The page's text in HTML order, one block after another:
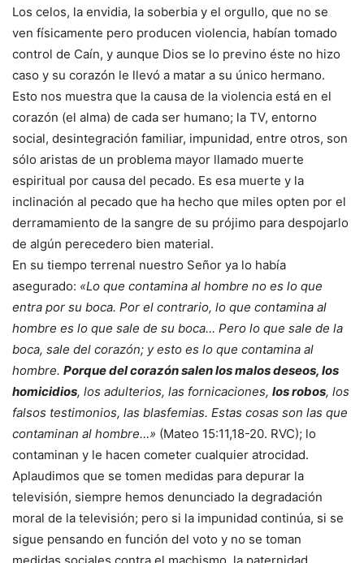
Los celos, la envidia, la soberbia y el orgullo, que no se
ven físicamente pero producen violencia, habían tomado
control de Caín, y aunque Dios se lo previno éste no hizo
caso y su corazón le llevó a matar a su único hermano.
Esto nos muestra que la causa de la violencia está en el
corazón (el alma) de cada ser humano; la TV, entorno
social, desintegración familiar, impunidad, entre otros, son
sólo aristas de un problema mayor llamado muerte
espiritual por causa del pecado. Es esa muerte y la
inclinación al pecado que ha hecho que miles opten por el
derramamiento de la sangre de su prójimo para despojarlo
de algún perecedero bien material.
En su tiempo terrenal nuestro Señor ya lo había
asegurado: «Lo que contamina al hombre no es lo que
entra por su boca. Por el contrario, lo que contamina al
hombre es lo que sale de su boca… Pero lo que sale de la
boca, sale del corazón; y esto es lo que contamina al
hombre. Porque del corazón salen los malos deseos, los
homicidios, los adulterios, las fornicaciones, los robos, los
falsos testimonios, las blasfemias. Estas cosas son las que
contaminan al hombre…» (Mateo 15:11,18-20. RVC); lo
contaminan y le hacen cometer cualquier atrocidad.
Aplaudimos que se tomen medidas para depurar la
televisión, siempre hemos denunciado la degradación
moral de la televisión; pero si la impunidad continúa, si se
sigue pensando en función del voto y no se toman